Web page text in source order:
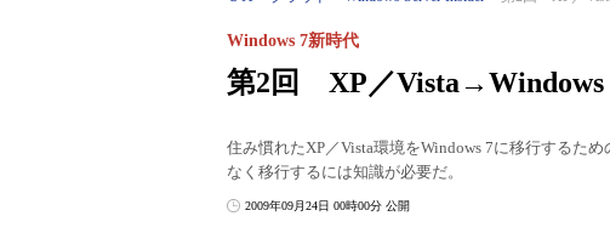
第2回 XP／Vista→Windows
Windows 7新時代
住み慣れたXP／Vista環境をWindows 7に移行するた
なく移行するには知識が必要だ。
2009年09月24日 00時00分 公開